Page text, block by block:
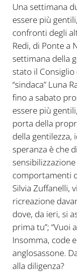
Una settimana
essere più
confronti degli
Redi, di Ponte a
settimana della
stato il
“sindaca” Luna
fino a sabato
essere più
porta della
della gentilezza,
speranza è che
comportamenti
Silvia Zuffanelli,
ricreazione
dove, da ieri, si
prima tu”; “Vuoi
Insomma, code
anglosassone.
alla diligenza?